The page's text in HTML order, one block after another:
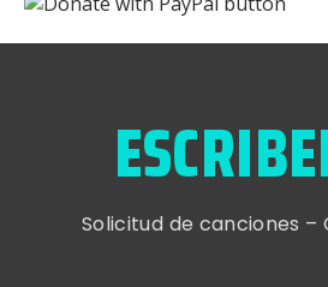
Solicitud de canciones –